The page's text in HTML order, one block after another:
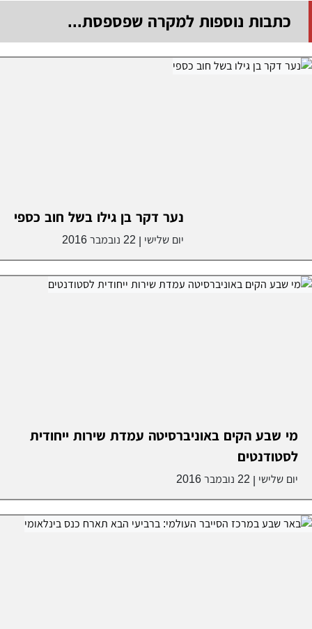
כתבות נוספות למקרה שפספסת...
נער דקר בן גילו בשל חוב כספי
יום שלישי 22 נובמבר 2016
מי שבע הקים באוניברסיטה עמדת שירות ייחודית
לסטודנטים
יום שלישי 22 נובמבר 2016